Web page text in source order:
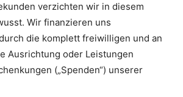
verzichten wir in diesem
Wir finanzieren uns
die komplett freiwilligen und an
Ausrichtung oder Leistungen
(„Spenden“) unserer